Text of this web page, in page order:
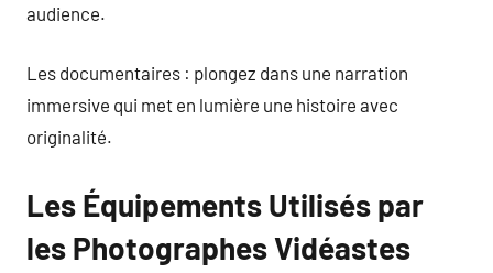
audience.
Les documentaires : plongez dans une narration
immersive qui met en lumière une histoire avec
originalité.
Les Équipements Utilisés par
les Photographes Vidéastes